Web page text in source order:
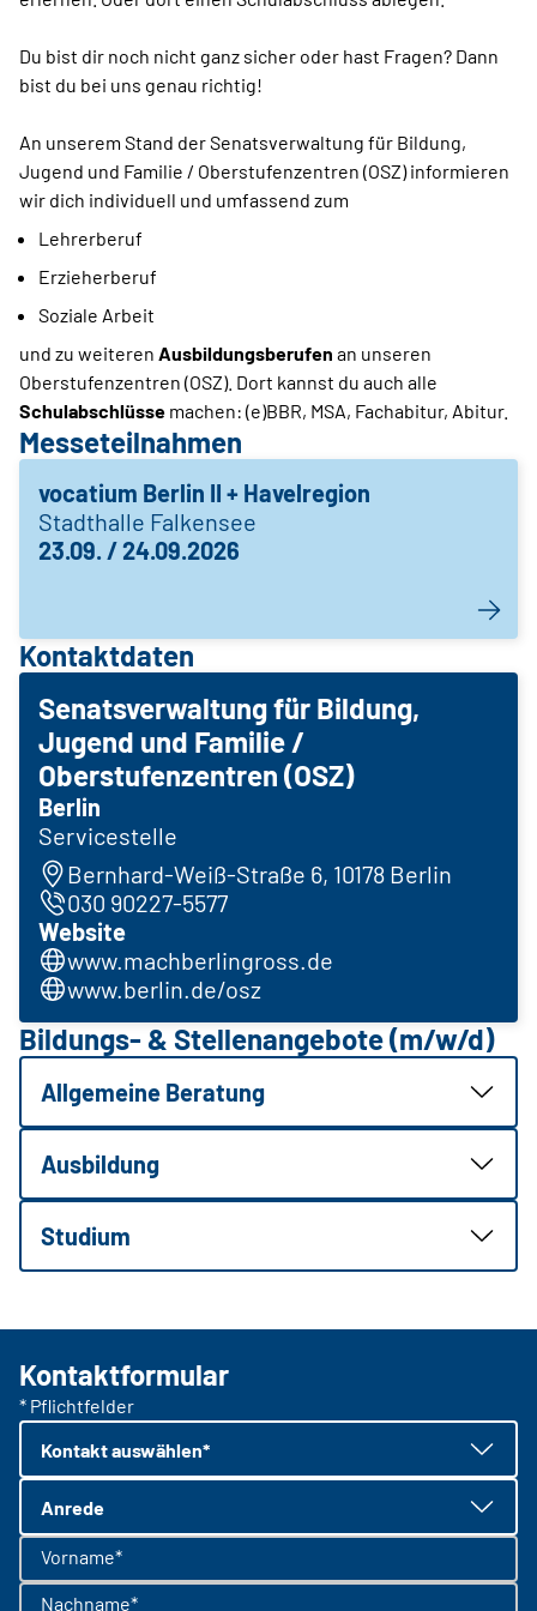
Du bist dir noch nicht ganz sicher oder hast Fragen? Dann
bist du bei uns genau richtig!
An unserem Stand der Senatsverwaltung für Bildung,
Jugend und Familie / Oberstufenzentren (OSZ) informieren
wir dich individuell und umfassend zum
Lehrerberuf
Erzieherberuf
Soziale Arbeit
und zu weiteren Ausbildungsberufen an unseren
Oberstufenzentren (OSZ). Dort kannst du auch alle
Schulabschlüsse machen: (e)BBR, MSA, Fachabitur, Abitur.
Messeteilnahmen
vocatium Berlin II + Havelregion
Stadthalle Falkensee
23.09. / 24.09.2026
Kontaktdaten
Senatsverwaltung für Bildung,
Jugend und Familie /
Oberstufenzentren (OSZ)
Berlin
Servicestelle
Bernhard-Weiß-Straße 6, 10178 Berlin
030 90227-5577
Website
www.machberlingross.de
www.berlin.de/osz
Bildungs- & Stellenangebote (m/w/d)
Allgemeine Beratung
Ausbildung
Studium
Kontaktformular
* Pflichtfelder
Kontakt auswählen*
Anrede
Vorname*
Nachname*